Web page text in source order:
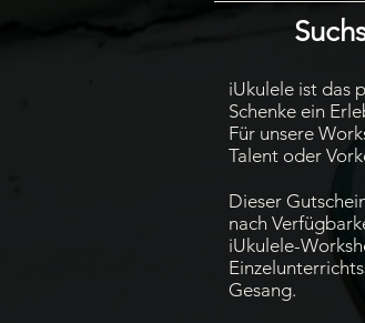
iUkulele ist das
Schenke ein
Für unsere
Talent oder
Dieser
nach
iUkulele-
Gesang.